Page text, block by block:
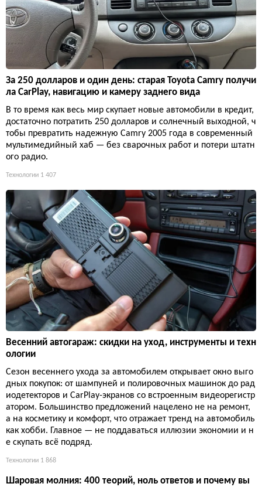
За 250 долларов и один день: старая Toyota Camry получи
ла CarPlay, навигацию и камеру заднего вида
В то время как весь мир скупает новые автомобили в кредит,
достаточно потратить 250 долларов и солнечный выходной, ч
тобы превратить надежную Camry 2005 года в современный
мультимедийный хаб — без сварочных работ и потери штатн
ого радио.
Технологии 1 407
Весенний автогараж: скидки на уход, инструменты и техн
ологии
Сезон весеннего ухода за автомобилем открывает окно выго
дных покупок: от шампуней и полировочных машинок до рад
иодетекторов и CarPlay-экранов со встроенным видеорегистр
атором. Большинство предложений нацелено не на ремонт,
а на косметику и комфорт, что отражает тренд на автомобиль
как хобби. Главное — не поддаваться иллюзии экономии и н
е скупать всё подряд.
Технологии 1 868
Шаровая молния: 400 теорий, ноль ответов и почему вы